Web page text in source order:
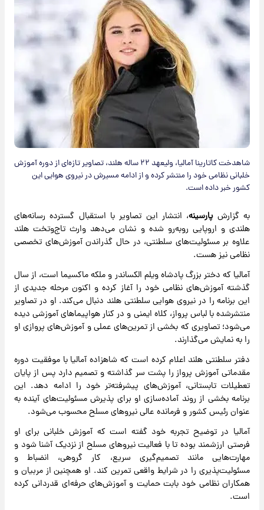
شاهدخت کاتارینا آمالیا، ولیعهد ۲۲ ساله هلند، تصاویر تازه‌ای از دوره آموزش
خلبانی نظامی خود را منتشر کرده و از ادامه مسیرش در نیروی هوایی این
کشور خبر داده است.
به گزارشپارسینه، انتشار این تصاویر با استقبال گسترده رسانه‌های
هلندی و اروپایی روبه‌رو شده و نشان می‌دهد وارث تاج‌وتخت هلند
علاوه بر مسئولیت‌های سلطنتی، در حال گذراندن آموزش‌های تخصصی
نظامی نیز هست.
آمالیا که دختر بزرگ پادشاه ویلم الکساندر و ملکه ماکسیما است، از سال
گذشته آموزش‌های نظامی خود را آغاز کرده و اکنون مرحله جدیدی از
این برنامه را در نیروی هوایی سلطنتی هلند دنبال می‌کند. او در تصاویر
منتشرشده با لباس پرواز، کلاه ایمنی و در کنار هواپیماهای آموزشی دیده
می‌شود؛ تصاویری که بخشی از تمرین‌های عملی و آموزش‌های پروازی او
را به نمایش می‌گذارند.
دفتر سلطنتی هلند اعلام کرده است که شاهزاده آمالیا با موفقیت دوره
مقدماتی آموزش پرواز را پشت سر گذاشته و تصمیم دارد پس از پایان
تعطیلات تابستانی، آموزش‌های پیشرفته‌تر خود را ادامه دهد. این
برنامه بخشی از روند آماده‌سازی او برای پذیرش مسئولیت‌های آینده به
عنوان رئیس کشور و فرمانده عالی نیروهای مسلح محسوب می‌شود.
آمالیا در توضیح تجربه خود گفته است که آموزش خلبانی برای او
فرصتی ارزشمند بوده تا با فعالیت نیروهای مسلح از نزدیک آشنا شود و
مهارت‌هایی مانند تصمیم‌گیری سریع، کار گروهی، انضباط و
مسئولیت‌پذیری را در شرایط واقعی تمرین کند. او همچنین از مربیان و
همکاران نظامی خود بابت حمایت و آموزش‌های حرفه‌ای قدردانی کرده
است.